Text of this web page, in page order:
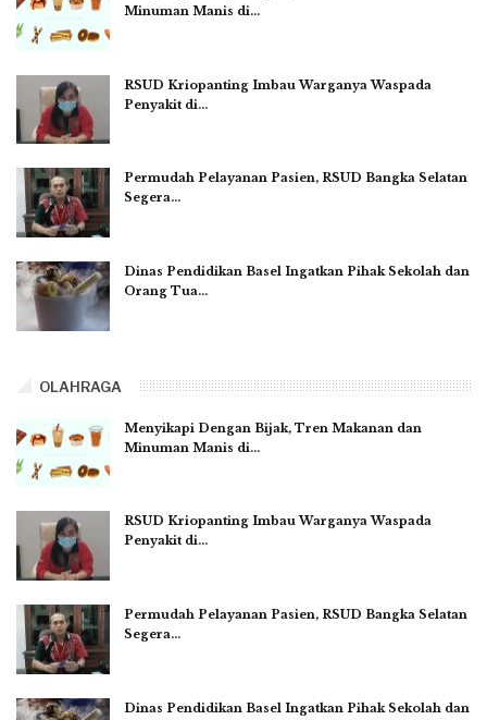
Minuman Manis di…
RSUD Kriopanting Imbau Warganya Waspada
Penyakit di…
Permudah Pelayanan Pasien, RSUD Bangka Selatan
Segera…
Dinas Pendidikan Basel Ingatkan Pihak Sekolah dan
Orang Tua…
OLAHRAGA
Menyikapi Dengan Bijak, Tren Makanan dan
Minuman Manis di…
RSUD Kriopanting Imbau Warganya Waspada
Penyakit di…
Permudah Pelayanan Pasien, RSUD Bangka Selatan
Segera…
Dinas Pendidikan Basel Ingatkan Pihak Sekolah dan